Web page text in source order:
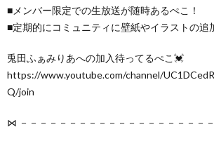
■メンバー限定での生放送が随時あるぺこ！
■定期的にコミュニティに壁紙やイラストの追
兎田ふぁみりあへの加入待ってるぺこ💓
https://www.youtube.com/channel/
Q/join
⋈ －－－－－－－－－－－－－－－－－－－